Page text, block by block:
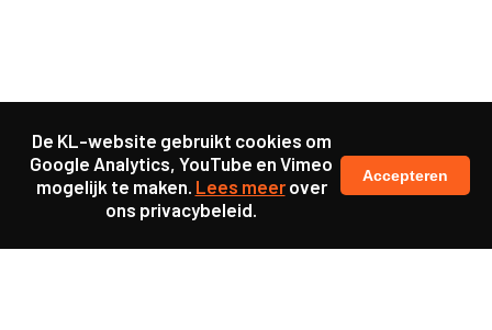
De KL-website gebruikt cookies om
Google Analytics, YouTube en Vimeo
mogelijk te maken. Lees meerover
ons privacybeleid.
Accepteren